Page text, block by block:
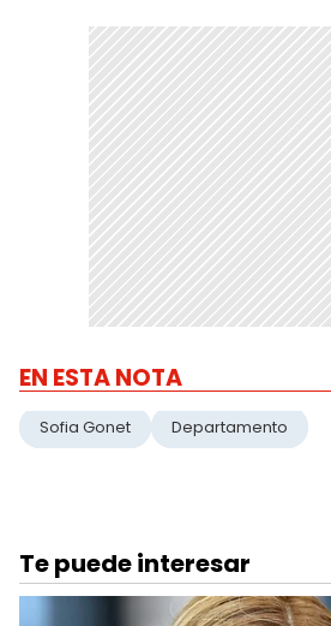
EN ESTA NOTA
Sofia Gonet Departamento